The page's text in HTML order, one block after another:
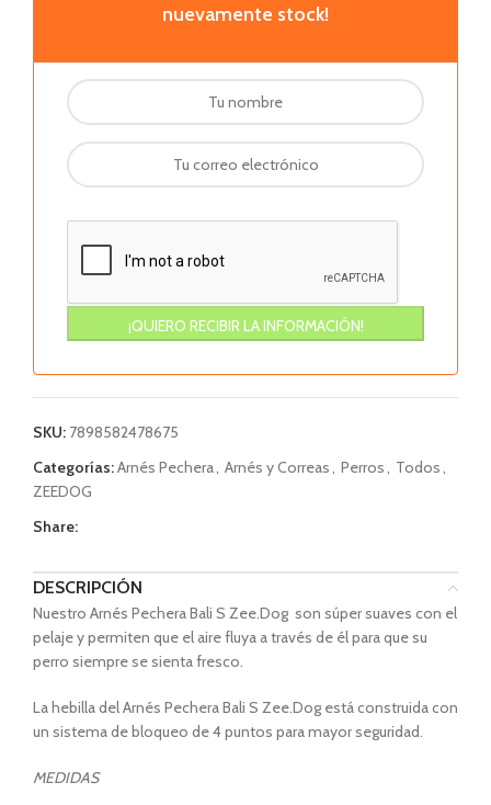
nuevamente stock!
SKU: 7898582478675
Categorías:Arnés Pechera, Arnés y Correas, Perros, Todos,
ZEEDOG
Share:
DESCRIPCIÓN
Nuestro Arnés Pechera Bali S Zee.Dog son súper suaves con el
pelaje y permiten que el aire fluya a través de él para que su
perro siempre se sienta fresco.
La hebilla del Arnés Pechera Bali S Zee.Dog está construida con
un sistema de bloqueo de 4 puntos para mayor seguridad.
MEDIDAS